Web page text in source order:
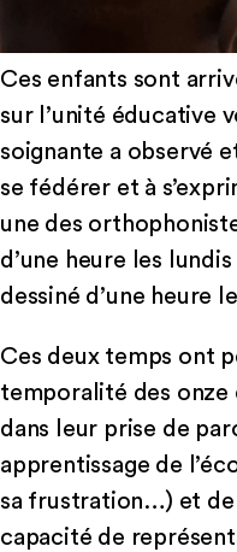
Ces enfants sont
sur l’unité éducative
soignante a observé
se fédérer et à
une des
d’une heure les
dessiné d’une heure
Ces deux temps ont
temporalité des onze
dans leur prise de
apprentissage de
sa frustration…) et
capacité de